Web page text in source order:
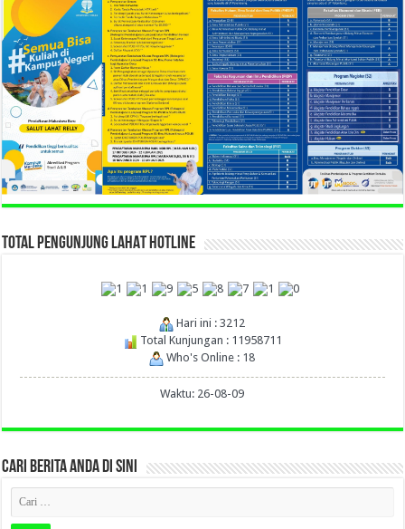
TOTAL PENGUNJUNG LAHAT HOTLINE
Hari ini : 3212
Total Kunjungan : 11958711
Who's Online : 18
Waktu: 26-08-09
CARI BERITA ANDA DI SINI